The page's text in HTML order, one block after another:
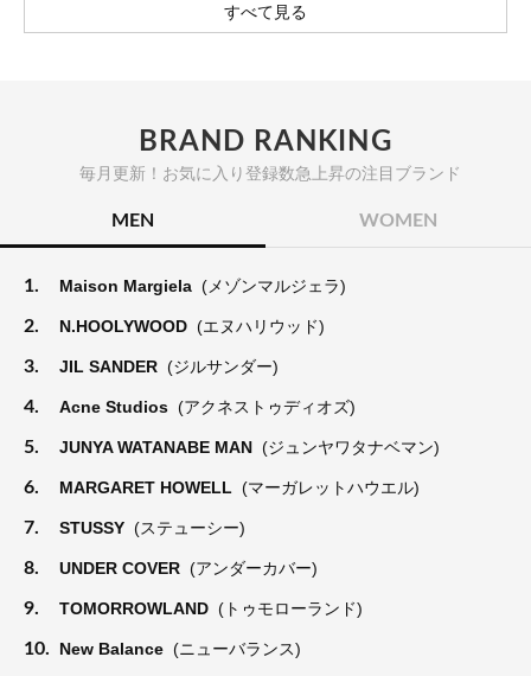
すべて見る
BRAND RANKING
毎月更新！お気に入り登録数急上昇の注目ブランド
MEN WOMEN
1. Maison Margiela (メゾンマルジェラ)
2. N.HOOLYWOOD (エヌハリウッド)
3. JIL SANDER (ジルサンダー)
4. Acne Studios (アクネストゥディオズ)
5. JUNYA WATANABE MAN (ジュンヤワタナベマン)
6. MARGARET HOWELL (マーガレットハウエル)
7. STUSSY (ステューシー)
8. UNDER COVER (アンダーカバー)
9. TOMORROWLAND (トゥモローランド)
10. New Balance (ニューバランス)